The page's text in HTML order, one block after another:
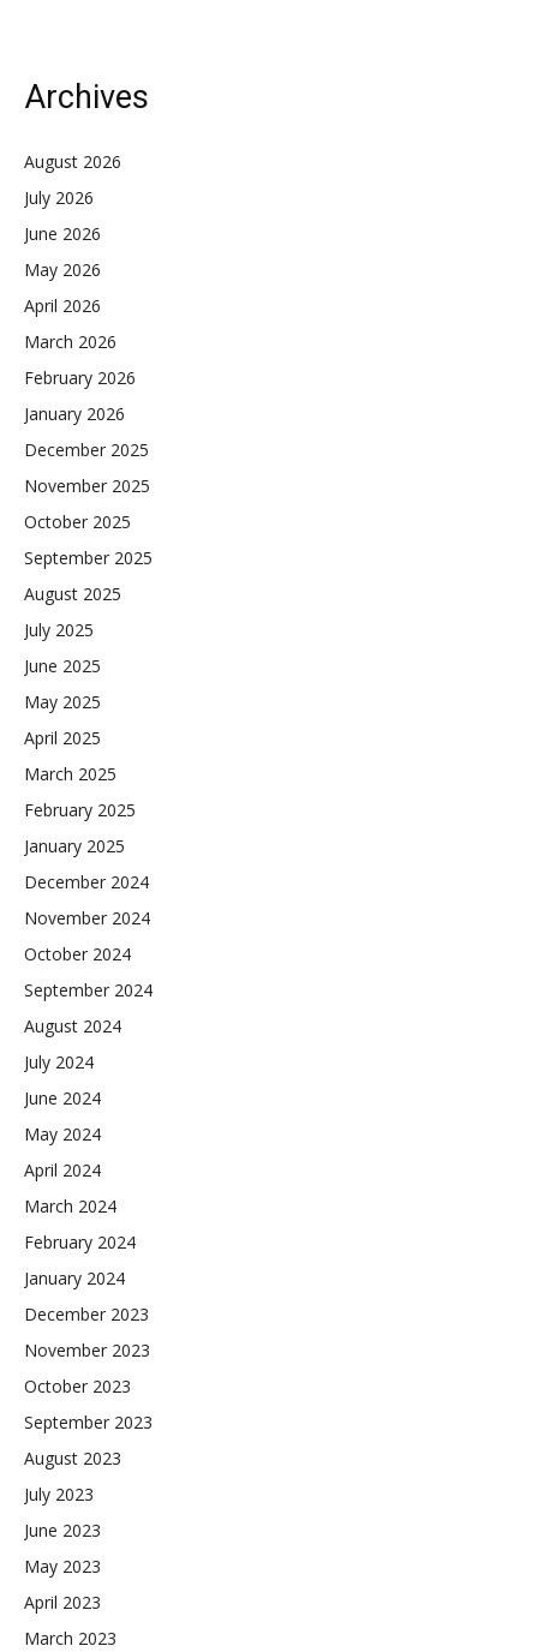
Archives
August 2026
July 2026
June 2026
May 2026
April 2026
March 2026
February 2026
January 2026
December 2025
November 2025
October 2025
September 2025
August 2025
July 2025
June 2025
May 2025
April 2025
March 2025
February 2025
January 2025
December 2024
November 2024
October 2024
September 2024
August 2024
July 2024
June 2024
May 2024
April 2024
March 2024
February 2024
January 2024
December 2023
November 2023
October 2023
September 2023
August 2023
July 2023
June 2023
May 2023
April 2023
March 2023